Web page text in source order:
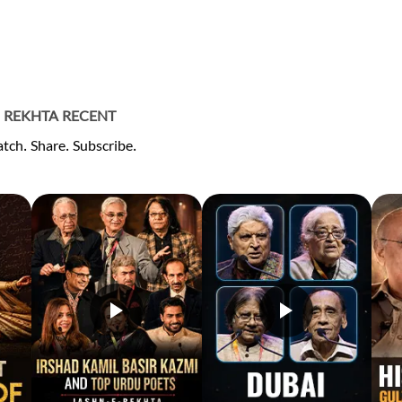
REKHTA RECENT
Share. Subscribe.